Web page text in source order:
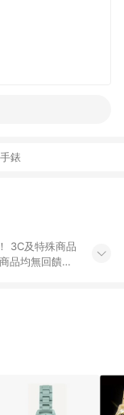
錶
3C及特殊商品
] -內接硬
之商品：商
/紅利折抵/折
饋資格： 如